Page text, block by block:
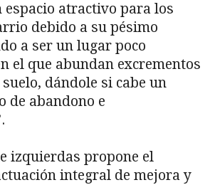
espacio atractivo para los
debido a su pésimo
a ser un lugar poco
el que abundan excrementos
dándole si cabe un
de abandono e
izquierdas propone el
integral de mejora y